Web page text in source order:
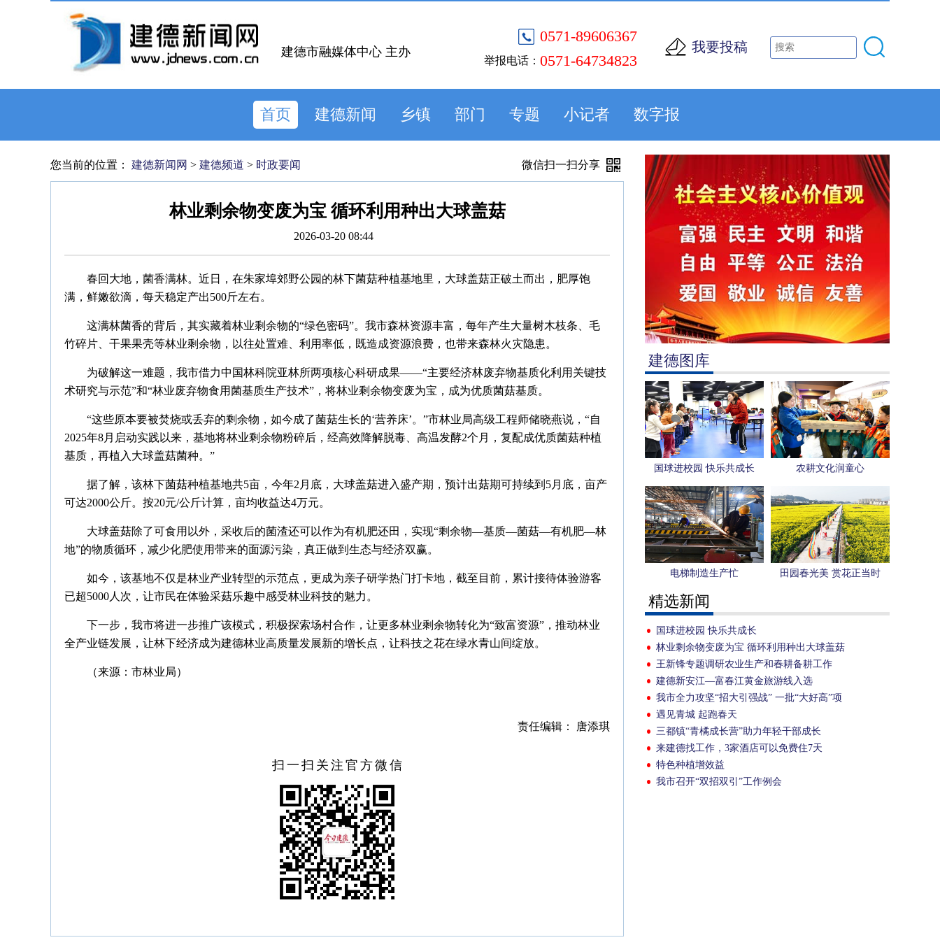
0571-89606367
举报电话： 0571-64734823
我要投稿
建德市融媒体中心 主办
首页 建德新闻 乡镇 部门 专题 小记者 数字报
建德图库
国球进校园 快乐共成长 农耕文化润童心
电梯制造生产忙 田园春光美 赏花正当时
精选新闻
国球进校园 快乐共成长
林业剩余物变废为宝 循环利用种出大球盖菇
王新锋专题调研农业生产和春耕备耕工作
建德新安江—富春江黄金旅游线入选
我市全力攻坚“招大引强战” 一批“大好高”项
目加速落地
遇见青城 起跑春天
三都镇“青橘成长营”助力年轻干部成长
来建德找工作，3家酒店可以免费住7天
特色种植增效益
我市召开“双招双引”工作例会
您当前的位置： 建德新闻网 > 建德频道 > 时政要闻 微信扫一扫分享
林业剩余物变废为宝 循环利用种出大球盖菇
2026-03-20 08:44
春回大地，菌香满林。近日，在朱家埠郊野公园的林下菌菇种植基地里，大球盖菇正破土而出，肥厚饱
满，鲜嫩欲滴，每天稳定产出500斤左右。
这满林菌香的背后，其实藏着林业剩余物的“绿色密码”。我市森林资源丰富，每年产生大量树木枝条、毛
竹碎片、干果果壳等林业剩余物，以往处置难、利用率低，既造成资源浪费，也带来森林火灾隐患。
为破解这一难题，我市借力中国林科院亚林所两项核心科研成果——“主要经济林废弃物基质化利用关键技
术研究与示范”和“林业废弃物食用菌基质生产技术”，将林业剩余物变废为宝，成为优质菌菇基质。
“这些原本要被焚烧或丢弃的剩余物，如今成了菌菇生长的‘营养床’。”市林业局高级工程师储晓燕说，“自
2025年8月启动实践以来，基地将林业剩余物粉碎后，经高效降解脱毒、高温发酵2个月，复配成优质菌菇种植
基质，再植入大球盖菇菌种。”
据了解，该林下菌菇种植基地共5亩，今年2月底，大球盖菇进入盛产期，预计出菇期可持续到5月底，亩产
可达2000公斤。按20元/公斤计算，亩均收益达4万元。
大球盖菇除了可食用以外，采收后的菌渣还可以作为有机肥还田，实现“剩余物—基质—菌菇—有机肥—林
地”的物质循环，减少化肥使用带来的面源污染，真正做到生态与经济双赢。
如今，该基地不仅是林业产业转型的示范点，更成为亲子研学热门打卡地，截至目前，累计接待体验游客
已超5000人次，让市民在体验采菇乐趣中感受林业科技的魅力。
下一步，我市将进一步推广该模式，积极探索场村合作，让更多林业剩余物转化为“致富资源”，推动林业
全产业链发展，让林下经济成为建德林业高质量发展新的增长点，让科技之花在绿水青山间绽放。
（来源：市林业局）
责任编辑： 唐添琪
扫一扫关注官方微信